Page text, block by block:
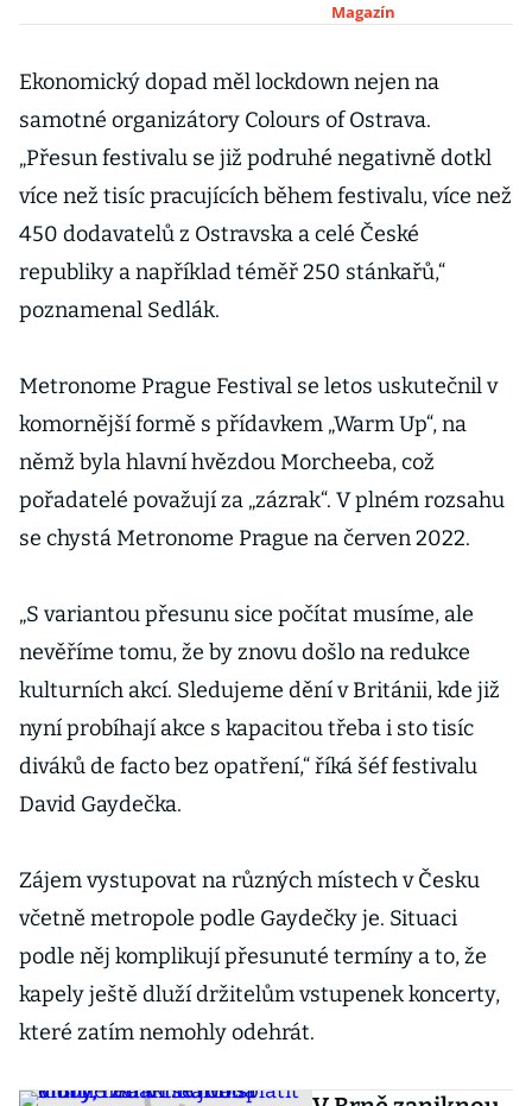
jsou Paul
Bono a Jimmy
Buffett
Magazín
Ekonomický dopad měl lockdown nejen na
samotné organizátory Colours of Ostrava.
„Přesun festivalu se již podruhé negativně dotkl
více než tisíc pracujících během festivalu, více než
450 dodavatelů z Ostravska a celé České
republiky a například téměř 250 stánkařů,“
poznamenal Sedlák.
Metronome Prague Festival se letos uskutečnil v
komornější formě s přídavkem „Warm Up“, na
němž byla hlavní hvězdou Morcheeba, což
pořadatelé považují za „zázrak“. V plném rozsahu
se chystá Metronome Prague na červen 2022.
„S variantou přesunu sice počítat musíme, ale
nevěříme tomu, že by znovu došlo na redukce
kulturních akcí. Sledujeme dění v Británii, kde již
nyní probíhají akce s kapacitou třeba i sto tisíc
diváků de facto bez opatření,“ říká šéf festivalu
David Gaydečka.
Zájem vystupovat na různých místech v Česku
včetně metropole podle Gaydečky je. Situaci
podle něj komplikují přesunuté termíny a to, že
kapely ještě dluží držitelům vstupenek koncerty,
které zatím nemohly odehrát.